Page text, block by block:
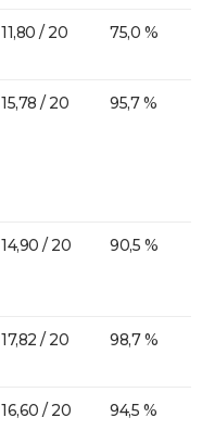
11,80 / 20 75,0 %
15,78 / 20 95,7 %
14,90 / 20 90,5 %
17,82 / 20 98,7 %
16,60 / 20 94,5 %